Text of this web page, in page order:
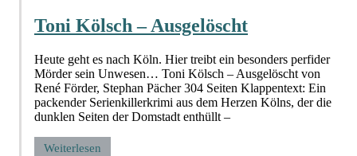
Toni Kölsch – Ausgelöscht
Heute geht es nach Köln. Hier treibt ein besonders perfider
Mörder sein Unwesen… Toni Kölsch – Ausgelöscht von
René Förder, Stephan Pächer 304 Seiten Klappentext: Ein
packender Serienkillerkrimi aus dem Herzen Kölns, der die
dunklen Seiten der Domstadt enthüllt –
Weiterlesen